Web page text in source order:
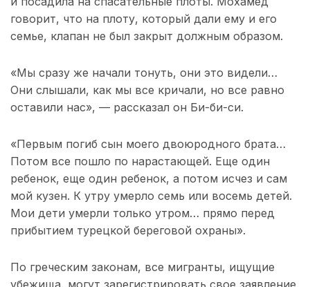
говорит, что на плоту, который дали ему и его
семье, клапан не был закрыт должным образом.
«Мы сразу же начали тонуть, они это видели…
Они слышали, как мы все кричали, но все равно
оставили нас», — рассказал он Би-би-си.
«Первым погиб сын моего двоюродного брата…
Потом все пошло по нарастающей. Еще один
ребенок, еще один ребенок, а потом исчез и сам
мой кузен. К утру умерло семь или восемь детей.
Мои дети умерли только утром… прямо перед
прибытием турецкой береговой охраны».
По греческим законам, все мигранты, ищущие